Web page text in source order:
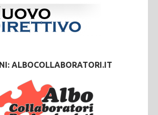
ALBOCOLLABORATORI.IT